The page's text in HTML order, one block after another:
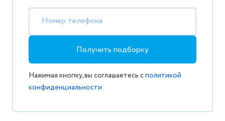
Номер телефона
Получить подборку
Нажимая кнопку, вы соглашаетесь сполитикой
конфиденциальности